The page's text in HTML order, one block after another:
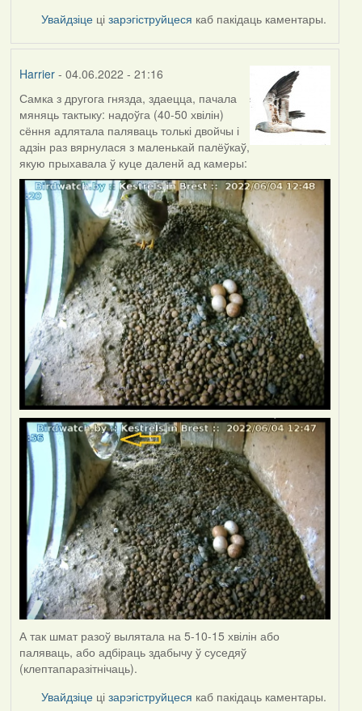
Увайдзіце цізарэгіструйцеся каб пакідаць каментары.
Harrier- 04.06.2022 - 21:16
Самка з другога гнязда, здаецца, пачала
мяняць тактыку: надоўга (40-50 хвілін)
сёння адлятала паляваць толькі двойчы і
адзін раз вярнулася з маленькай палёўкаў,
якую прыхавала ў куце даленй ад камеры:
А так шмат разоў вылятала на 5-10-15 хвілін або
паляваць, або адбіраць здабычу ў суседяў
(клептапаразітнічаць).
Увайдзіце цізарэгіструйцеся каб пакідаць каментары.